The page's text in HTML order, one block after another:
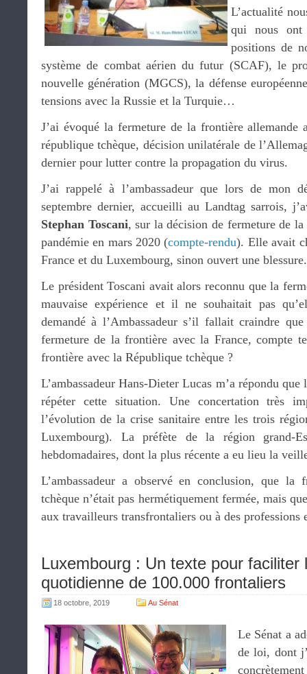
L’actualité
qui nous ont
positions de
système de combat aérien du futur (SCAF), le
nouvelle génération (MGCS), la défense
tensions avec la Russie et la Turquie…
J’ai évoqué la fermeture de la frontière
république tchèque, décision unilatérale de
dernier pour lutter contre la propagation du virus.
J’ai rappelé à l’ambassadeur que lors de mon
septembre dernier, accueilli au Landtag sarrois,
Stephan Toscani, sur la décision de fermeture de
pandémie en mars 2020 (compte-rendu). Elle avait
France et du Luxembourg, sinon ouvert une blessure.
Le président Toscani avait alors reconnu que la
mauvaise expérience et il ne souhaitait pas
demandé à l’Ambassadeur s’il fallait craindre
fermeture de la frontière avec la France, compte
frontière avec la République tchèque ?
L’ambassadeur Hans-Dieter Lucas m’a répondu
répéter cette situation. Une concertation très
l’évolution de la crise sanitaire entre les trois
Luxembourg). La préfète de la région grand-
hebdomadaires, dont la plus récente a eu lieu la
L’ambassadeur a observé en conclusion, que la
tchèque n’était pas hermétiquement fermée, mais
aux travailleurs transfrontaliers ou à des professions
Luxembourg : Un texte pour faciliter
quotidienne de 100.000 frontaliers
18 octobre, 2019 Au Sénat
Le Sénat a
de loi, dont